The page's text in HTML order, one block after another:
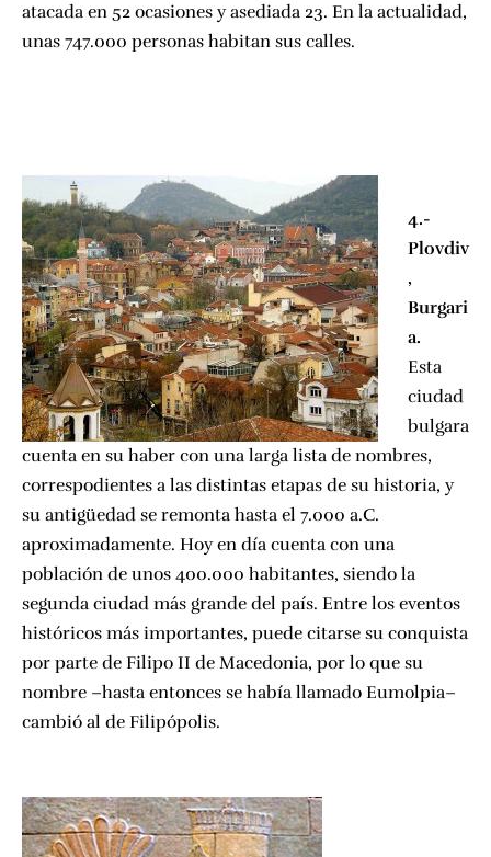
atacada en 52 ocasiones y asediada 23. En la actualidad,
unas 747.000 personas habitan sus calles.
4.-
Plovdiv
,
Burgari
a.
Esta
ciudad
bulgara
cuenta en su haber con una larga lista de nombres,
correspodientes a las distintas etapas de su historia, y
su antigüedad se remonta hasta el 7.000 a.C.
aproximadamente. Hoy en día cuenta con una
población de unos 400.000 habitantes, siendo la
segunda ciudad más grande del país. Entre los eventos
históricos más importantes, puede citarse su conquista
por parte de Filipo II de Macedonia, por lo que su
nombre –hasta entonces se había llamado Eumolpia–
cambió al de Filipópolis.